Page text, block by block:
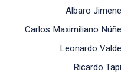
Albaro
Carlos Maximiliano
Leonardo
Ricardo